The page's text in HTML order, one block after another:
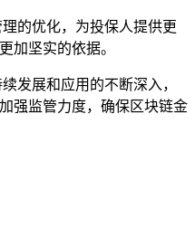
的优化，为投保人提供更
加坚实的依据。
发展和应用的不断深入，
强监管力度，确保区块链金